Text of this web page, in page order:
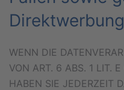
WENN DIE
VON ART. 6 ABS. 1 LIT.
HABEN SIE JEDERZEIT